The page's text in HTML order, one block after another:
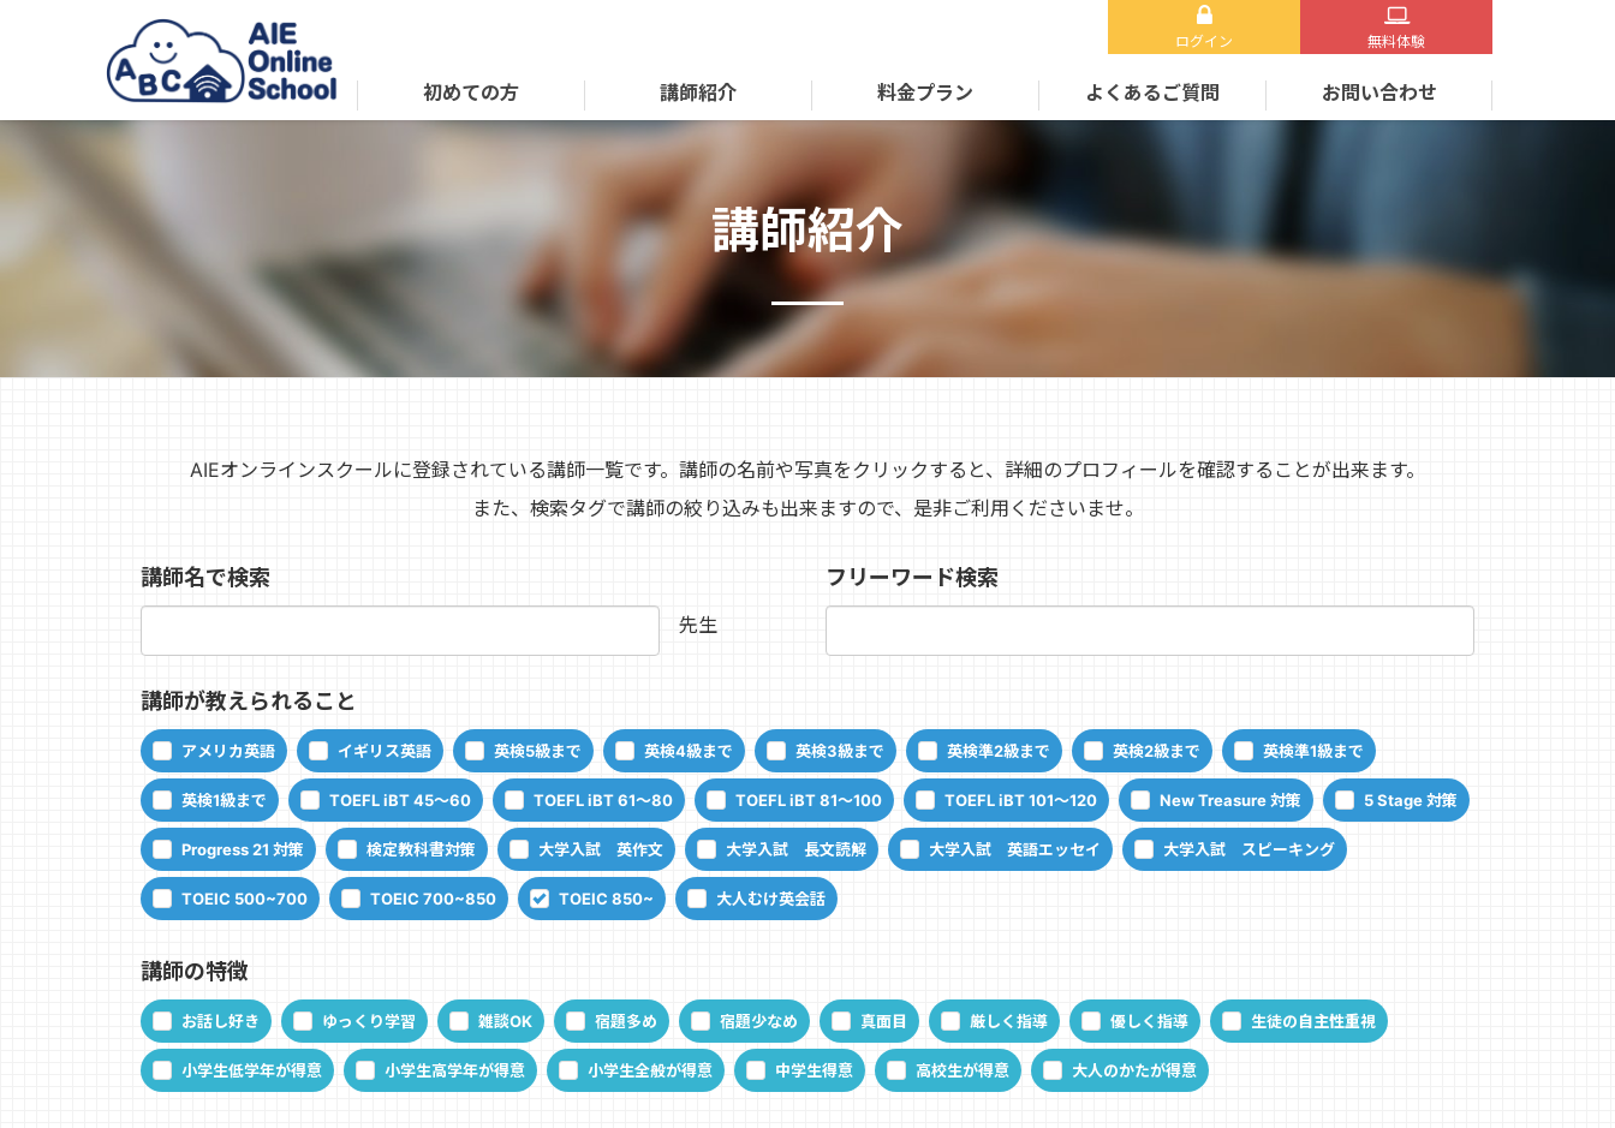
ログイン 無料体験
初めての方 講師紹介 料金プラン よくあるご質問 お問い合わせ
講師紹介
AIEオンラインスクールに登録されている講師一覧です。講師の名前や写真をクリックすると、詳細のプロフィールを確認することが出来ます。
また、検索タグで講師の絞り込みも出来ますので、是非ご利用くださいませ。
講師名で検索
先生
フリーワード検索
講師が教えられること
アメリカ英語 イギリス英語 英検5級まで 英検4級まで 英検3級まで 英検準2級まで 英検2級まで 英検準1級まで
英検1級まで TOEFL iBT 45～60 TOEFL iBT 61～80 TOEFL iBT 81～100 TOEFL iBT 101～120 New Treasure 対策 5 Stage 対策
Progress 21 対策 検定教科書対策 大学入試 英作文 大学入試 長文読解 大学入試 英語エッセイ 大学入試 スピーキング
TOEIC 500~700 TOEIC 700~850 TOEIC 850~ 大人むけ英会話
講師の特徴
お話し好き ゆっくり学習 雑談OK 宿題多め 宿題少なめ 真面目 厳しく指導 優しく指導 生徒の自主性重視
小学生低学年が得意 小学生高学年が得意 小学生全般が得意 中学生得意 高校生が得意 大人のかたが得意